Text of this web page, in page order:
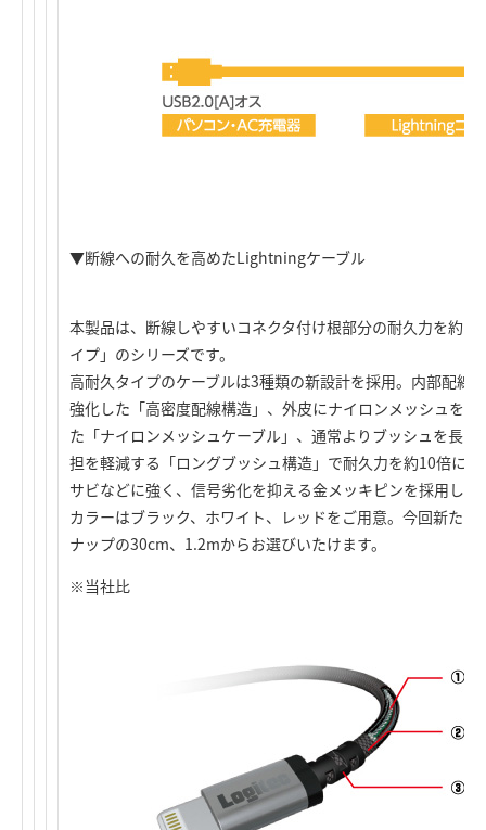
▼断線への耐久を高めたLightningケーブル
本製品は、断線しやすいコネクタ付け根部分の耐久力を約
イプ」のシリーズです。
高耐久タイプのケーブルは3種類の新設計を採用。内部配線
強化した「高密度配線構造」、外皮にナイロンメッシュを
た「ナイロンメッシュケーブル」、通常よりブッシュを長
担を軽減する「ロングブッシュ構造」で耐久力を約10倍に
サビなどに強く、信号劣化を抑える金メッキピンを採用して
カラーはブラック、ホワイト、レッドをご用意。今回新た
ナップの30cm、1.2mからお選びいたけます。
※当社比